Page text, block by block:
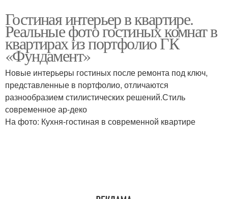
Гостиная интерьер в квартире.
Реальные фото гостиных комнат в
квартирах из портфолио ГК
«Фундамент»
Новые интерьеры гостиных после ремонта под ключ,
представленные в портфолио, отличаются
разнообразием стилистических решений.Стиль
современное ар-деко
На фото: Кухня-гостиная в современной квартире